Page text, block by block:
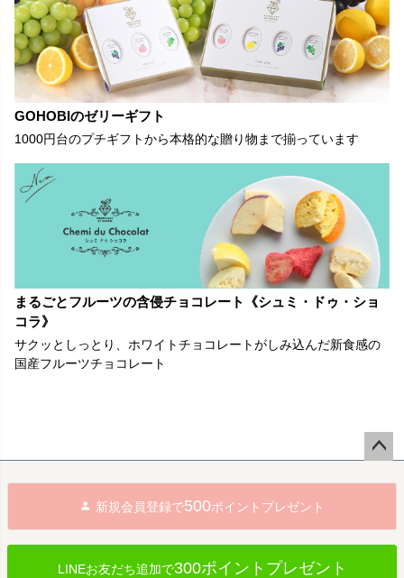
GOHOBIのゼリーギフト
1000円台のプチギフトから本格的な贈り物まで揃っています
まるごとフルーツの含侵チョコレート《シュミ・ドゥ・ショ
コラ》
サクッとしっとり、ホワイトチョコレートがしみ込んだ新食感の
国産フルーツチョコレート
へ
新規会員登録で500ポイントプレゼント
LINEお友だち追加で300ポイントプレゼント